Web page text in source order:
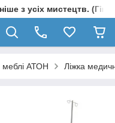
з усіх мистецтв.
меблі АТОН Ліжка